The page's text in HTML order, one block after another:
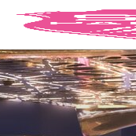
Retour au menu principal􀄫